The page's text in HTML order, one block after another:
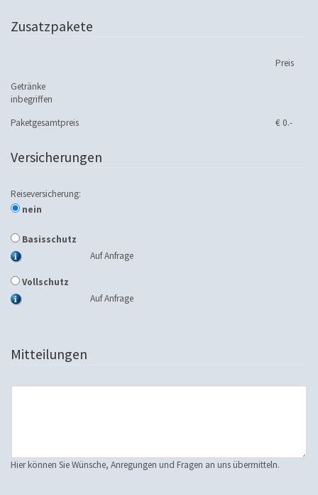
Zusatzpakete
Preis
Getränke
inbegriffen
Paketgesamtpreis
€ 0.-
Versicherungen
Reiseversicherung:
nein
Basisschutz
Auf Anfrage
Vollschutz
Auf Anfrage
Mitteilungen
Hier können Sie Wünsche, Anregungen und Fragen an uns übermitteln.